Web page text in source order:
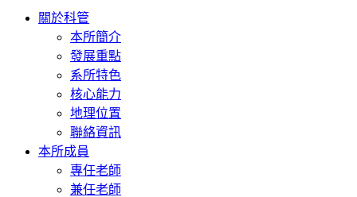
Toggle
navigation
關於科管
本所簡介
發展重點
系所特色
核心能力
地理位置
聯絡資訊
本所成員
專任老師
兼任老師